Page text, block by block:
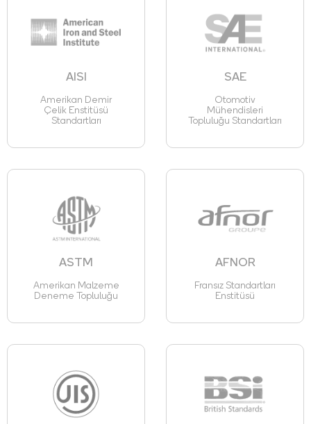
AISI
Amerikan Demir
Çelik Enstitüsü
Standartları
SAE
Otomotiv
Mühendisleri
Topluluğu Standartları
ASTM
Amerikan Malzeme
Deneme Topluluğu
AFNOR
Fransız Standartları
Enstitüsü